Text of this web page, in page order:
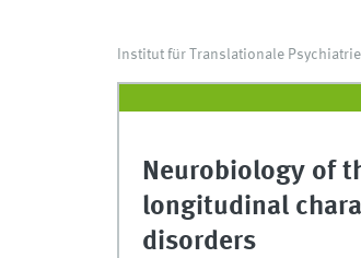
Institut für Translationale Psychiatrie
Neurobiology of
longitudinal
disorders